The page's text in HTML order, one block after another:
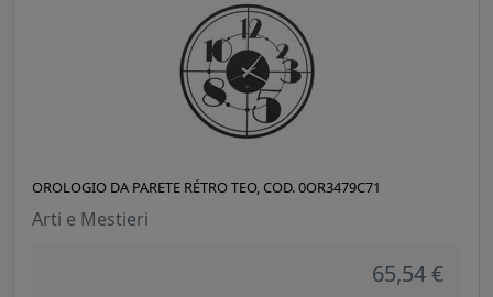
OROLOGIO DA PARETE RÉTRO TEO, COD. 0OR3479C71
Arti e Mestieri
65,54 €